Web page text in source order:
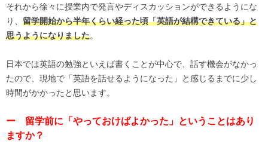
それから徐々に授業内で発言やディスカッションができるようにな
り、
留学開始から半年くらい経った頃「英語が結構できている」と
思うようになりました。
日本では英語の勉強といえば書くことが中心で、話す機会がなかっ
たので、現地で「英語を話せるようになった」と感じるまでに少し
時間がかかったと思います。
ー 留学前に「やっておけばよかった」ということはあり
ますか？